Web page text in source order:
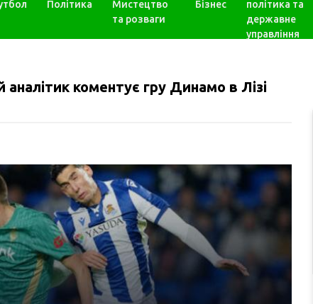
Політика
Мистецтво
та розваги
Бізнес
політика та
державне
управління
коментує гру Динамо в Лізі